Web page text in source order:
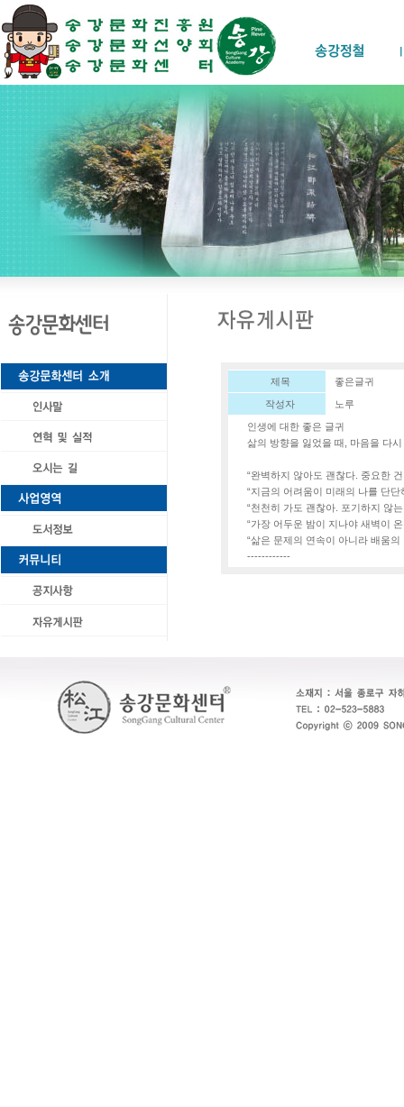
제목 좋은글귀
작성자 노루
인생에 대한 좋은 글귀
삶의 방향을 잃었을 때, 마음을 다
“완벽하지 않아도 괜찮다. 중요한
“지금의 어려움이 미래의 나를 단단
“천천히 가도 괜찮아. 포기하지 않
“가장 어두운 밤이 지나야 새벽이 온
“삶은 문제의 연속이 아니라 배움의
------------